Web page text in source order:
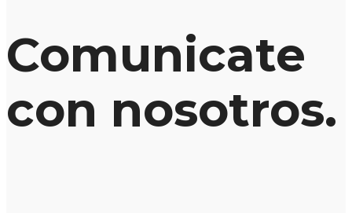
Comunicate
con nosotros.